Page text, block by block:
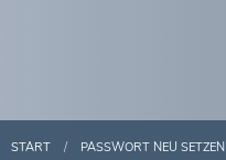
START PASSWORT NEU SETZEN